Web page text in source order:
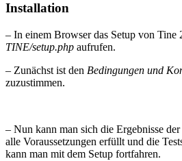
Installation
– In einem Browser das Setup von Tine
TINE/setup.php aufrufen.
– Zunächst ist den Bedingungen und
zuzustimmen.
– Nun kann man sich die Ergebnisse der
alle Voraussetzungen erfüllt und die
kann man mit dem Setup fortfahren.